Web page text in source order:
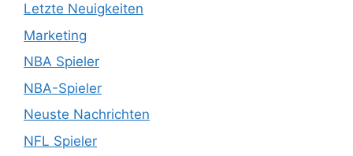
Letzte Neuigkeiten
Marketing
NBA Spieler
NBA-Spieler
Neuste Nachrichten
NFL Spieler